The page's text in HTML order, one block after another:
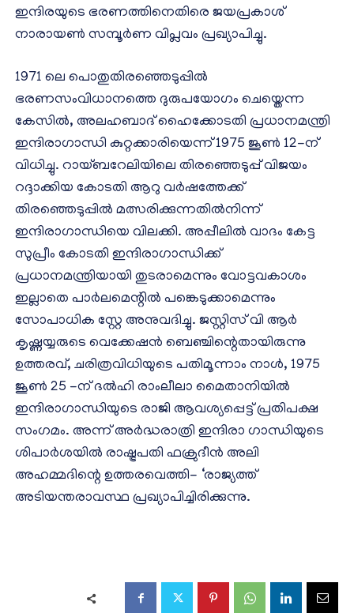
ഇന്ദിരയുടെ ഭരണത്തിനെതിരെ ജയപ്രകാശ്
നാരായൺ സമ്പൂർണ വിപ്ലവം പ്രഖ്യാപിച്ചു.
1971 ലെ പൊതുതിരഞ്ഞെടുപ്പിൽ
ഭരണസംവിധാനത്തെ ദുരുപയോഗം ചെയ്തെന്ന
കേസിൽ, അലഹബാദ് ഹൈക്കോടതി പ്രധാനമന്ത്രി
ഇന്ദിരാഗാന്ധി കുറ്റക്കാരിയെന്ന് 1975 ജൂൺ 12-ന്
വിധിച്ചു. റായ്ബറേലിയിലെ തിരഞ്ഞെടുപ്പ് വിജയം
റദ്ദാക്കിയ കോടതി ആറു വർഷത്തേക്ക്
തിരഞ്ഞെടുപ്പിൽ മത്സരിക്കുന്നതിൽനിന്ന്
ഇന്ദിരാഗാന്ധിയെ വിലക്കി. അപ്പീലിൽ വാദം കേട്ട
സുപ്രീം കോടതി ഇന്ദിരാഗാന്ധിക്ക്
പ്രധാനമന്ത്രിയായി തുടരാമെന്നും വോട്ടവകാശം
ഇല്ലാതെ പാർലമെന്റിൽ പങ്കെടുക്കാമെന്നും
സോപാധിക സ്റ്റേ അനുവദിച്ചു. ജസ്റ്റിസ് വി ആർ
കൃഷ്ണയ്യരുടെ വെക്കേഷൻ ബെഞ്ചിന്റെതായിരുന്നു
ഉത്തരവ്, ചരിത്രവിധിയുടെ പതിമൂന്നാം നാൾ, 1975
ജൂൺ 25 -ന് ദൽഹി രാംലീലാ മൈതാനിയിൽ
ഇന്ദിരാഗാന്ധിയുടെ രാജി ആവശ്യപ്പെട്ട് പ്രതിപക്ഷ
സംഗമം. അന്ന് അർദ്ധരാത്രി ഇന്ദിരാ ഗാന്ധിയുടെ
ശിപാർശയിൽ രാഷ്ട്രപതി ഫക്രുദീൻ അലി
അഹമ്മദിന്റെ ഉത്തരവെത്തി- ‘രാജ്യത്ത്
അടിയന്തരാവസ്ഥ പ്രഖ്യാപിച്ചിരിക്കുന്നു.